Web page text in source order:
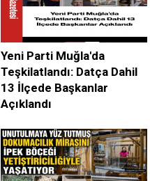
Yeni Parti Muğla'da
Teşkilatlandı: Datça Dahil
13 İlçede Başkanlar
Açıklandı